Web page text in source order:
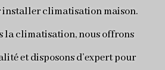
installer climatisation maison.
la climatisation, nous offrons
et disposons d’expert pour